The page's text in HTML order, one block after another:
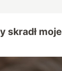
skradł moje